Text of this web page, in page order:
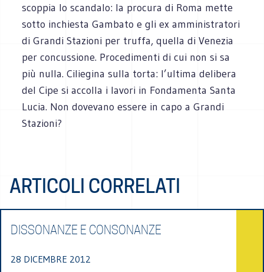
scoppia lo scandalo: la procura di Roma mette
sotto inchiesta Gambato e gli ex amministratori
di Grandi Stazioni per truffa, quella di Venezia
per concussione. Procedimenti di cui non si sa
più nulla. Ciliegina sulla torta: l’ultima delibera
del Cipe si accolla i lavori in Fondamenta Santa
Lucia. Non dovevano essere in capo a Grandi
Stazioni?
ARTICOLI CORRELATI
DISSONANZE E CONSONANZE
28 DICEMBRE 2012